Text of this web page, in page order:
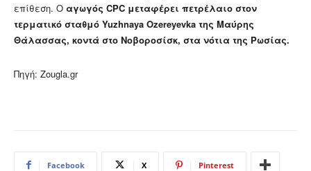
επίθεση. Ο αγωγός CPC μεταφέρει πετρέλαιο στον
τερματικό σταθμό Yuzhnaya Ozereyevka της Μαύρης
Θάλασσας, κοντά στο Νοβοροσίσκ, στα νότια της Ρωσίας.
Πηγή: Zougla.gr
Facebook X Pinterest